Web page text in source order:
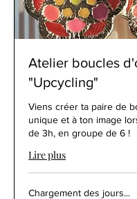
Atelier boucles
"Upcycling"
Viens créer ta paire de
unique et à ton image
de 3h, en groupe de 6 !
Lire plus
Chargement des jours...